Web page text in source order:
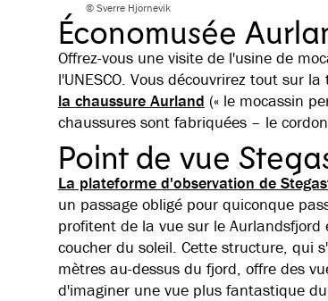
© Sverre Hjornevik
Économusée
Offrez-vous une visite de l'usine de
l'UNESCO. Vous découvrirez tout sur
la chaussure Aurland (« le mocassin
chaussures sont fabriquées – le
Point de vue
La plateforme d'observation de
un passage obligé pour quiconque
profitent de la vue sur le
coucher du soleil. Cette structure, qui
mètres au-dessus du fjord, offre des
d'imaginer une vue plus fantastique